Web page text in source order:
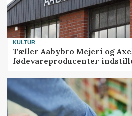
KULTUR
Tæller Aabybro Mejeri og Axel
fødevareproducenter